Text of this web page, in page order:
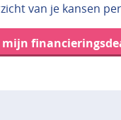
van je kansen
mijn